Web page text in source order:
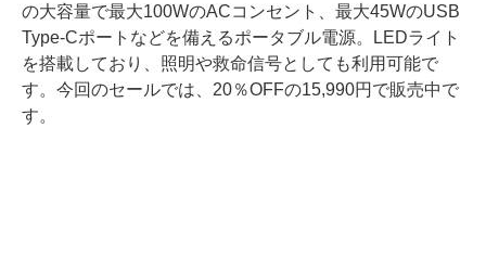
の大容量で最大100WのACコンセント、最大45WのUSB
Type-Cポートなどを備えるポータブル電源。LEDライト
を搭載しており、照明や救命信号としても利用可能で
す。今回のセールでは、20％OFFの15,990円で販売中で
す。